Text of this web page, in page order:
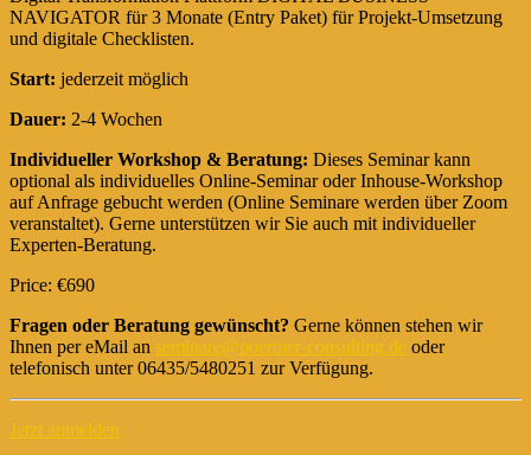
NAVIGATOR für 3 Monate (Entry Paket) für Projekt-Umsetzung
und digitale Checklisten.
Start: jederzeit möglich
Dauer: 2-4 Wochen
Individueller Workshop & Beratung: Dieses Seminar kann
optional als individuelles Online-Seminar oder Inhouse-Workshop
auf Anfrage gebucht werden (Online Seminare werden über Zoom
veranstaltet). Gerne unterstützen wir Sie auch mit individueller
Experten-Beratung.
Price: €690
Fragen oder Beratung gewünscht? Gerne können stehen wir
Ihnen per eMail an seminare@poertner-consulting.de oder
telefonisch unter 06435/5480251 zur Verfügung.
Jetzt anmelden